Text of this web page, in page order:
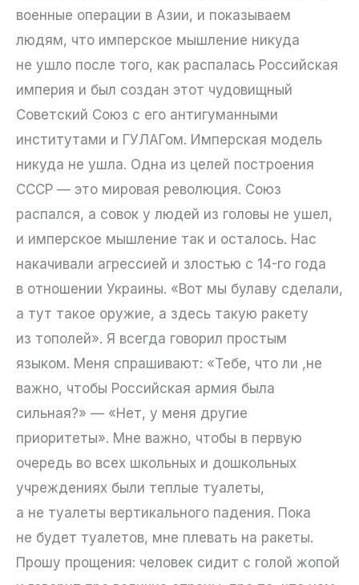
военные операции в Азии, и показываем
людям, что имперское мышление никуда
не ушло после того, как распалась Российская
империя и был создан этот чудовищный
Советский Союз с его антигуманными
институтами и ГУЛАГом. Имперская модель
никуда не ушла. Одна из целей построения
СССР — это мировая революция. Союз
распался, а совок у людей из головы не ушел,
и имперское мышление так и осталось. Нас
накачивали агрессией и злостью с 14-го года
в отношении Украины. «Вот мы булаву сделали,
а тут такое оружие, а здесь такую ракету
из тополей». Я всегда говорил простым
языком. Меня спрашивают: «Тебе, что ли ,не
важно, чтобы Российская армия была
сильная?» — «Нет, у меня другие
приоритеты». Мне важно, чтобы в первую
очередь во всех школьных и дошкольных
учреждениях были теплые туалеты,
а не туалеты вертикального падения. Пока
не будет туалетов, мне плевать на ракеты.
Прошу прощения: человек сидит с голой жопой